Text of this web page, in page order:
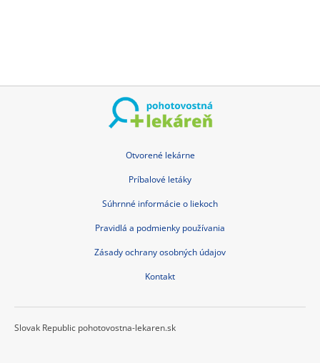
Otvorené lekárne
Príbalové letáky
Súhrnné informácie o liekoch
Pravidlá a podmienky používania
Zásady ochrany osobných údajov
Kontakt
Slovak Republic pohotovostna-lekaren.sk